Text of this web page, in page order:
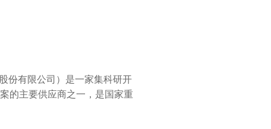
份有限公司）是一家集科研开
的主要供应商之一，是国家重